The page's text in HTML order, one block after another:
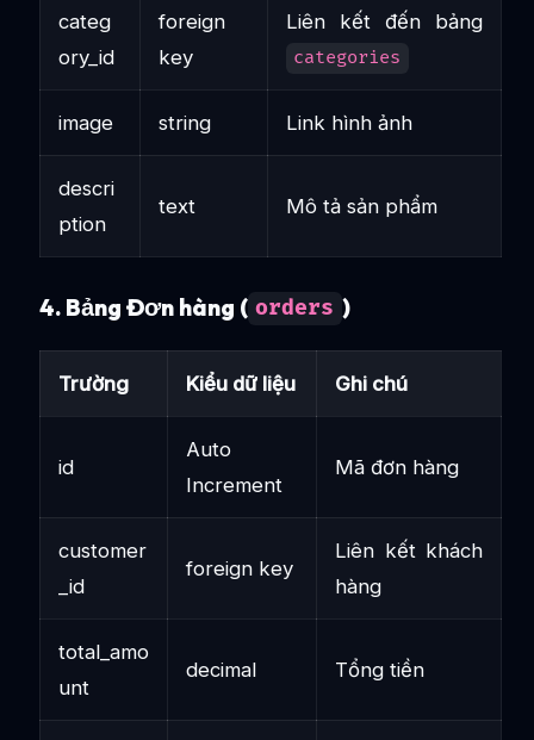
categ
ory_id
foreign
key
Liên kết đến bảng
categories
image string Link hình ảnh
descri
ption
text Mô tả sản phẩm
4. Bảng Đơn hàng ( orders )
Trường Kiểu dữ liệu Ghi chú
id
Auto
Increment
Mã đơn hàng
customer
_id
foreign key
Liên kết khách
hàng
total_amo
unt
decimal Tổng tiền